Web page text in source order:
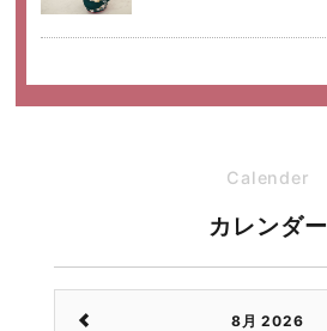
Calender
カレンダー
8月 2026